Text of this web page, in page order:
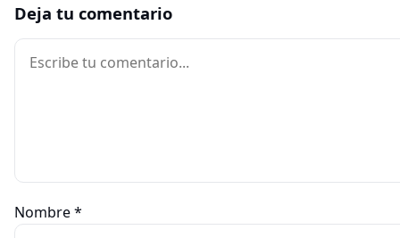
Deja tu comentario
Comentario
Nombre*